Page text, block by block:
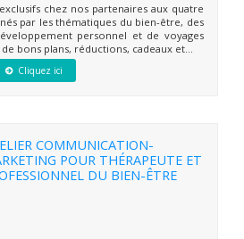
chez nos partenaires aux quatre
par les thématiques du bien-être, des
personnel et de voyages
bons plans, réductions, cadeaux et...
Cliquez ici
COMMUNICATION-
POUR THÉRAPEUTE ET
DU BIEN-ÊTRE